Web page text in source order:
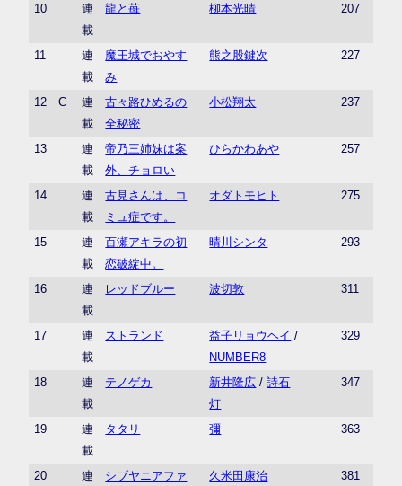
10
連
載
龍と苺 柳本光晴 207
11
連
載
魔王城でおやす
み
熊之股鍵次 227
12 C
連
載
古々路ひめるの
全秘密
小松翔太 237
13
連
載
帝乃三姉妹は案
外、チョロい
ひらかわあや 257
14
連
載
古見さんは、コ
ミュ症です。
オダトモヒト 275
15
連
載
百瀬アキラの初
恋破綻中。
晴川シンタ 293
16
連
載
レッドブルー 波切敦 311
17
連
載
ストランド 益子リョウヘイ /
NUMBER8
329
18
連
載
テノゲカ 新井隆広 /詩石
灯
347
19
連
載
タタリ 彌 363
20 連 シブヤニアファ 久米田康治 381